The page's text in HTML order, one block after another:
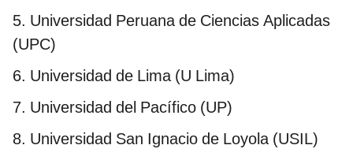
5. Universidad Peruana de Ciencias Aplicadas
(UPC)
6. Universidad de Lima (U Lima)
7. Universidad del Pacífico (UP)
8. Universidad San Ignacio de Loyola (USIL)